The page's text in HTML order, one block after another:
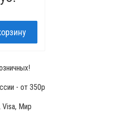
- от 350р
Visa, Мир